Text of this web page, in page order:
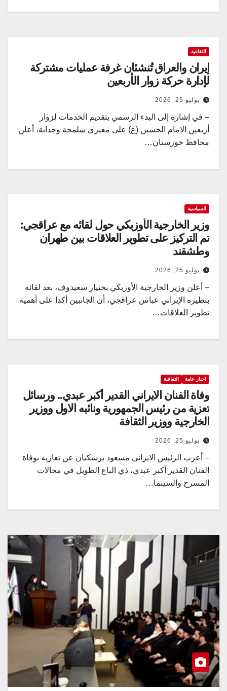
الثقافية
إيران والعراق تُنشئان غرفة عمليات مشتركة
لإدارة حركة زوار الأربعين
يوليو 25, 2026
– في إشارة إلى البدء الرسمي بتقديم الخدمات لزوار
أربعين الامام الحسين (ع) على معبري شلمجة وجذابة، أعلن
محافظ خوزستان…
السياسية
وزير الخارجية الأوزبكي حول لقائه مع عراقجي:
تم التركيز على تطوير العلاقات بين طهران
وطشقند
يوليو 25, 2026
– أعلن وزير الخارجية الأوزبكي بختيار سعيدوف، بعد لقائه
بنظيره الإيراني عباس عراقجي، أن الجانبين أكدا على أهمية
تطوير العلاقات…
اخبار عامة الثقافية
وفاة الفنان الايراني القدير أكبر عبدي.. ورسائل
تعزية من رئيس الجمهورية ونائبه الاول ووزير
الخارجية ووزير الثقافة
يوليو 25, 2026
– أعرب الرئيس الايراني مسعود بزشكيان عن تعازيه بوفاة
الفنان القدير أكبر عبدي، ذي الباع الطويل في مجالات
المسرح والسينما…